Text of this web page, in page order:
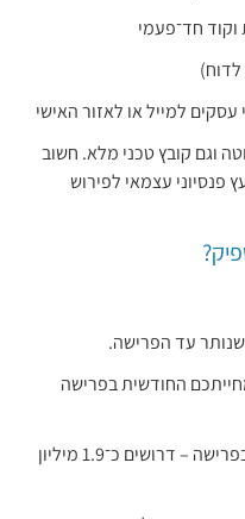
חד־פעמי
וגם קובץ טכני מלא. חשוב
פנסיוני עצמאי לפירוש
עד הפרישה.
החודשית בפרישה
לפי תוחלת חיים של כ־20 שנה בפרישה – דרושים כ־1.9 מיליון